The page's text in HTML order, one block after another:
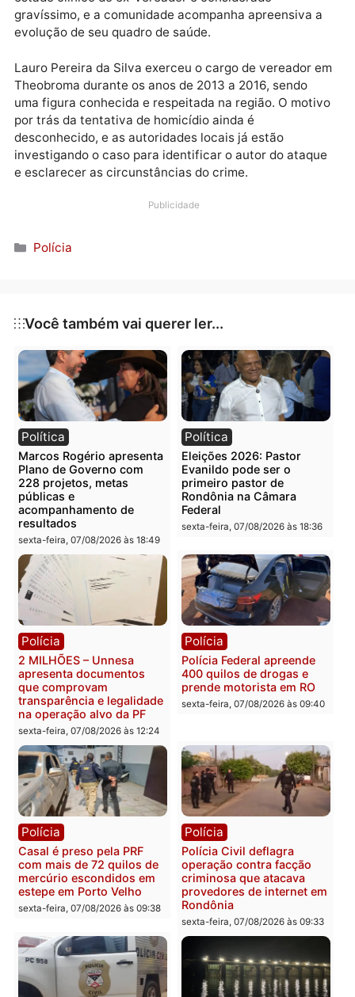
deixando-o em estado grave.
prestaram socorro a Lauro, conduzindo-o com
urgência ao Hospital Municipal de Theobroma. O
estado clínico do ex-vereador é considerado
gravíssimo, e a comunidade acompanha apreensiva
evolução de seu quadro de saúde.
Theobroma durante os anos de 2013 a 2016, sendo
por trás da tentativa de homicídio ainda é
Categorias
Polícia
Você também vai querer ler...
Política
Marcos Rogério apresenta
Plano de Governo com
228 projetos, metas
públicas e
acompanhamento de
resultados
sexta-feira, 07/08/2026 às 18:49
Política
Eleições 2026: Pastor
Evanildo pode ser o
primeiro pastor de
Rondônia na Câmara
Federal
sexta-feira, 07/08/2026 às
Polícia
2 MILHÕES – Unnesa
apresenta documentos
que comprovam
transparência e legalidade
na operação alvo da PF
Polícia
Polícia Federal apreende
400 quilos de drogas e
prende motorista em RO
sexta-feira, 07/08/2026 às